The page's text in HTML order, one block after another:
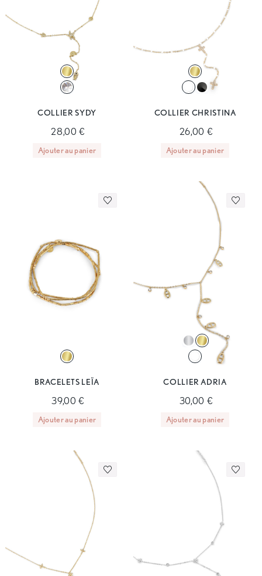
COLLIER SYDY
28,00 €
Ajouter au panier
COLLIER CHRISTINA
26,00 €
Ajouter au panier
BRACELETS LEÏA
39,00 €
Ajouter au panier
COLLIER ADRIA
30,00 €
Ajouter au panier